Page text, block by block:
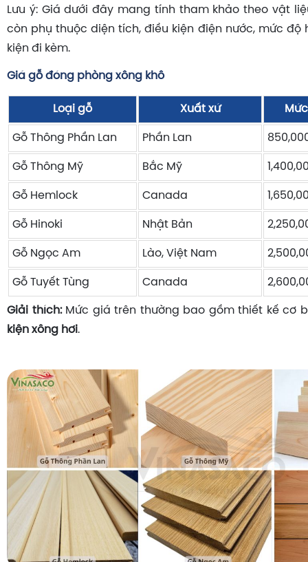
Lưu ý: Giá dưới đây mang tính tham khảo theo vật
còn phụ thuộc diện tích, điều kiện điện nước, mức độ
kiện đi kèm.
Giá gỗ đóng phòng xông khô
Loại gỗ Xuất xứ
Gỗ Thông Phần Lan Phần Lan
Gỗ Thông Mỹ Bắc Mỹ
Gỗ Hemlock Canada
Gỗ Hinoki Nhật Bản
Gỗ Ngọc Am Lào, Việt Nam
Gỗ Tuyết Tùng Canada
Giải thích:Mức giá trên thường bao gồm thiết kế cơ
kiện xông hơi.